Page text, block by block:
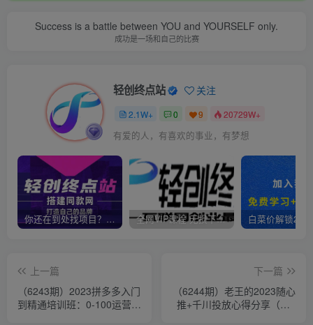
Success is a battle between YOU and YOURSELF only.
成功是一场和自己的比赛
轻创终点站 关注
2.1W+ 0 9 20729W+
有爱的人，有喜欢的事业，有梦想
你还在到处找项目？还在当韭菜？我靠卖项目一个月收入5万+，曾经我也是个失败者。 全网VIP课程 无损下载~
上一篇
（6243期）2023拼多多入门
到精通培训班：0-100运营实
下一篇
（6244期）老王的2023随心
推+千川投放心得分享（含3